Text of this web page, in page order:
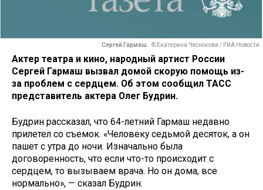
Сергей Гармаш. © Екатерина Чеснокова / РИА Новости
Актер театра и кино, народный артист России
Сергей Гармаш вызвал домой скорую помощь из-
за проблем с сердцем. Об этом сообщил ТАСС
представитель актера Олег Будрин.
Будрин рассказал, что 64-летний Гармаш недавно
прилетел со съемок. «Человеку седьмой десяток, а он
пашет с утра до ночи. Изначально была
договоренность, что если что-то происходит с
сердцем, то вызываем врача. Но он дома, все
нормально», — сказал Будрин.